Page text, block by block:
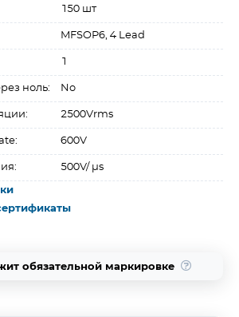
150 шт
MFSOP6, 4 Lead
1
ноль: No
2500Vrms
600V
500V/ µs
обязательной маркировке